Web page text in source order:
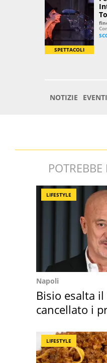
POTREBBE
LIFESTYLE
Napoli
Bisio esalta
cancellato i
LIFESTYLE